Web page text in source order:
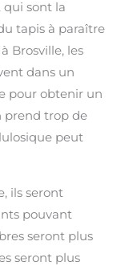
qui sont la
tapis à paraître
Brosville, les
dans un
pour obtenir un
prend trop de
peut
ils seront
pouvant
seront plus
seront plus